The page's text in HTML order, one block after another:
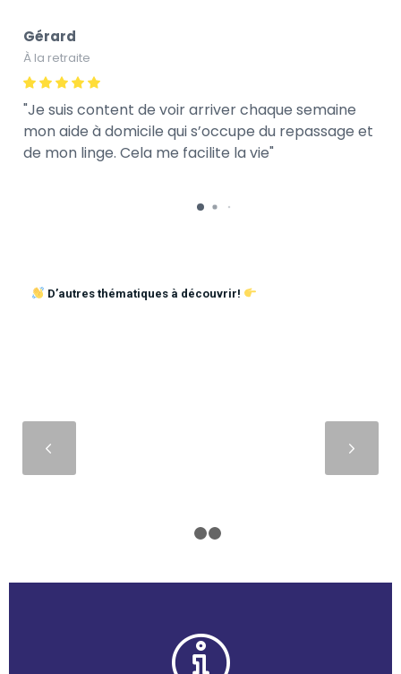
Gérard
À la retraite
Je suis content de voir arriver chaque semaine
mon aide à domicile qui s’occupe du repassage et
de mon linge. Cela me facilite la vie
D’autres thématiques à découvrir!